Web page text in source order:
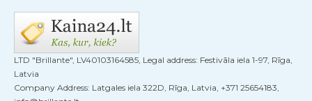
LTD "Brillante", LV40103164585, Legal address: Festivāla iela 1-97, Rīga,
Latvia
Company Address: Latgales iela 322D, Rīga, Latvia, +371 25654183,